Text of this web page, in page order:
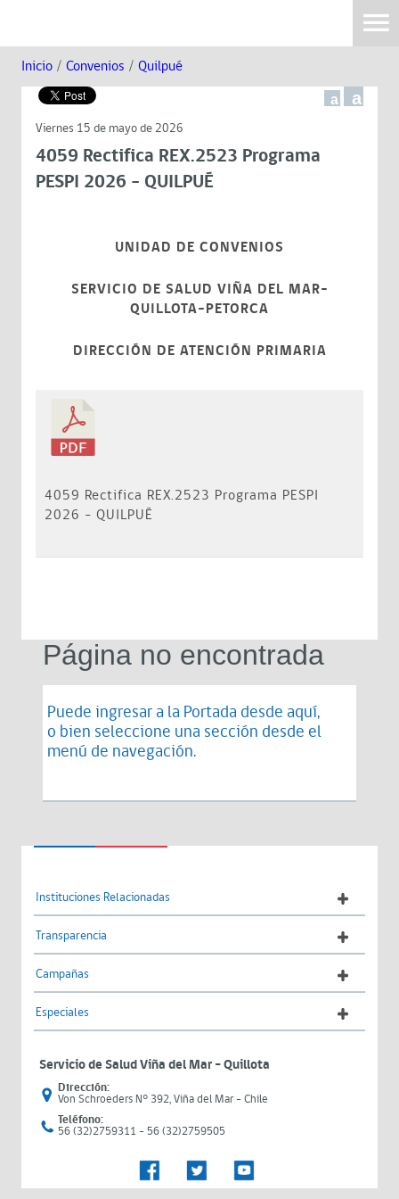
Inicio / Convenios / Quilpué
a a
Viernes 15 de mayo de 2026
4059 Rectifica REX.2523 Programa
PESPI 2026 - QUILPUÉ
UNIDAD DE CONVENIOS
SERVICIO DE SALUD VIÑA DEL MAR-
QUILLOTA-PETORCA
DIRECCIÓN DE ATENCIÓN PRIMARIA
4059 Rectifica REX.2523 Programa PESPI
2026 - QUILPUÉ
Página no encontrada
Puede ingresar a la Portada desde aquí,
o bien seleccione una sección desde el
menú de navegación.
Instituciones Relacionadas
Transparencia
Campañas
Especiales
Servicio de Salud Viña del Mar – Quillota
Dirección:
Von Schroeders N° 392, Viña del Mar - Chile
Teléfono:
56 (32)2759311 - 56 (32)2759505